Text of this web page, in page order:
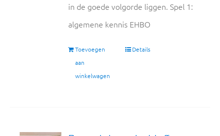
in de goede volgorde liggen. Spel 1:
algemene kennis EHBO
Toevoegen
aan
winkelwagen
Details